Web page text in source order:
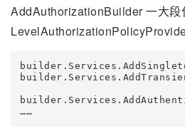
AddAuthorizationBuilder 一大段
……